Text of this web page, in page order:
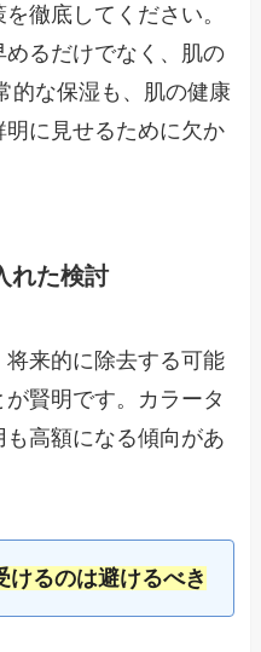
徹底してください。
めるだけでなく、肌の
的な保湿も、肌の健康
に見せるために欠か
れた検討
来的に除去する可能
賢明です。カラータ
も高額になる傾向があ
けるのは避けるべき